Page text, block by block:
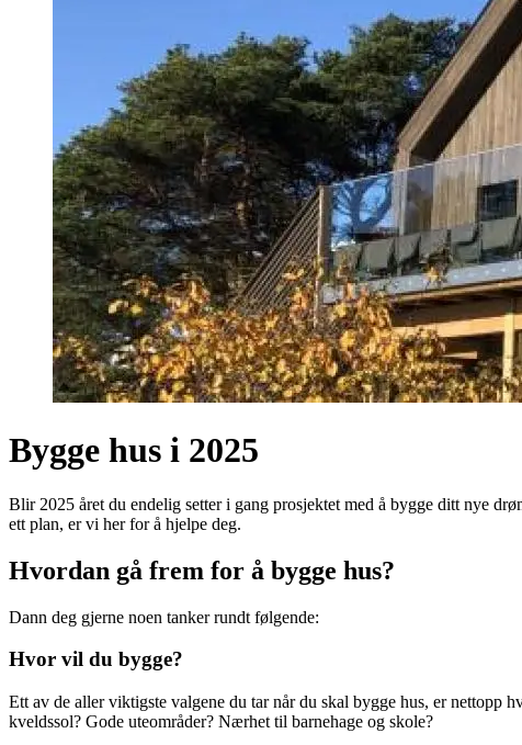
Bygge hus i 2025
Blir 2025 året du endelig setter i gang prosjektet med å bygge ditt nye
ett plan, er vi her for å hjelpe deg.
Hvordan gå frem for å bygge hus?
Dann deg gjerne noen tanker rundt følgende:
Hvor vil du bygge?
Ett av de aller viktigste valgene du tar når du skal bygge hus, er nettopp
kveldssol? Gode uteområder? Nærhet til barnehage og skole?